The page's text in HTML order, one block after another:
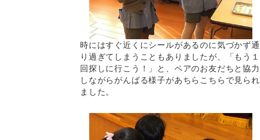
時にはすぐ近くにシールがあるのに気づかず通
り過ぎてしまうこともありましたが、「もう１
回探しに行こう！」と、ペアのお友だちと協力
しながらがんばる様子があちらこちらで見られ
ました。